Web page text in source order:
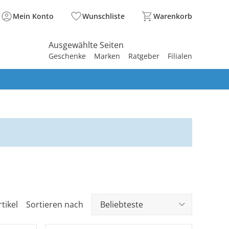
Mein Konto Wunschliste Warenkorb
Ausgewählte Seiten
Geschenke Marken Ratgeber Filialen
Sortieren nach